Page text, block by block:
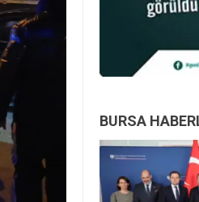
BURSA